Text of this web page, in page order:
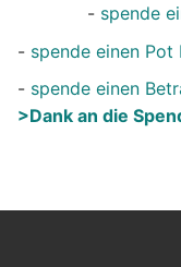
- spende
- spende einen Pot
- spende einen
>Dank an die